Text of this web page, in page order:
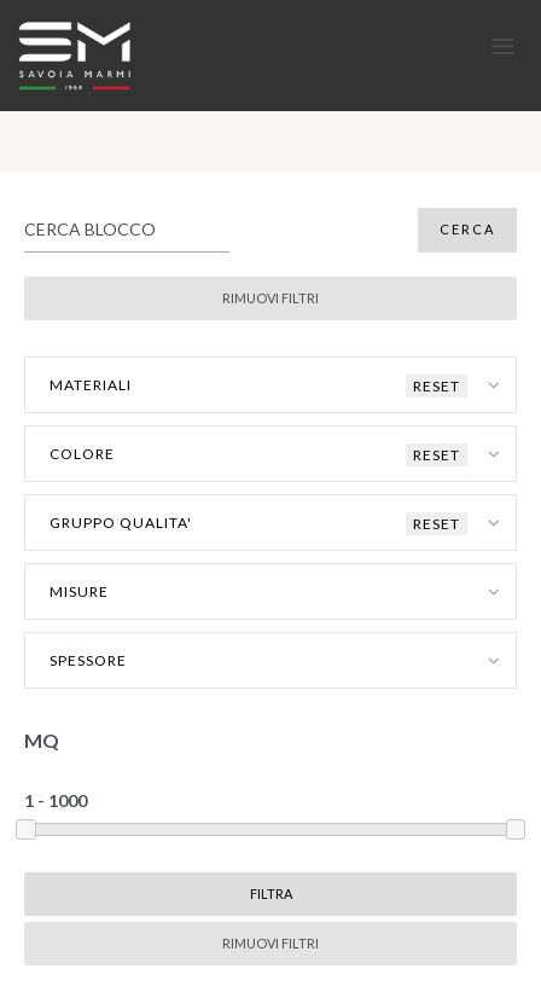
MATERIALI RESET
COLORE RESET
GRUPPO QUALITA' RESET
MISURE
SPESSORE
MQ
RIMUOVI FILTRI